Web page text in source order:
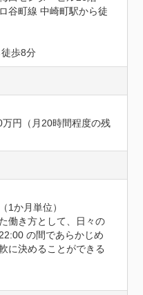
谷町線 中崎町駅から徒
歩8分
円（月20時間程度の残
1か月単位）
働き方として、日々の
の間であらかじめ
に決めることができる